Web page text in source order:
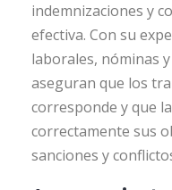
indemnizaciones y
efectiva. Con su
laborales, nóminas
aseguran que los
corresponde y que
correctamente sus
sanciones y